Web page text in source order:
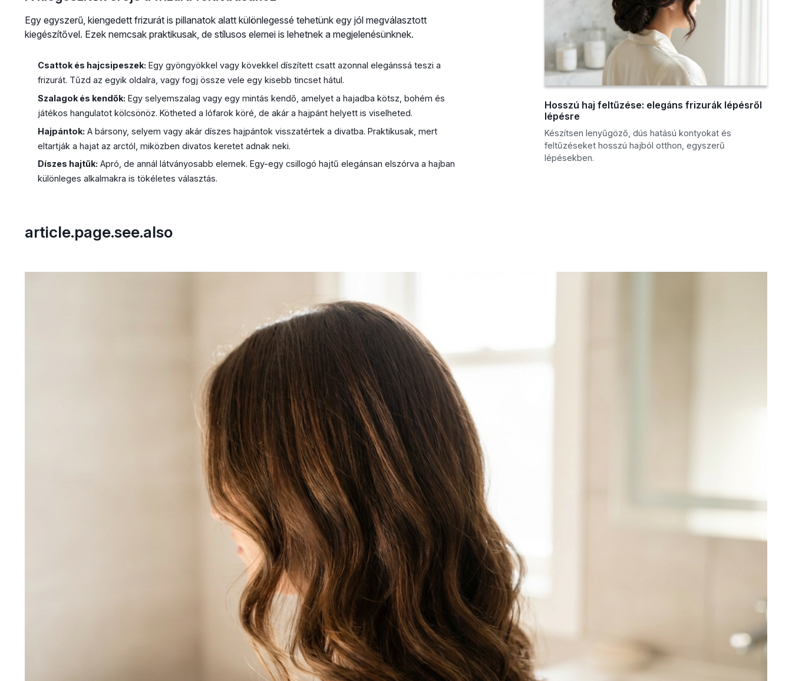
Egy egyszerű, kiengedett frizurát is pillanatok alatt különlegessé tehetünk egy jól megválasztott
kiegészítővel. Ezek nemcsak praktikusak, de stílusos elemei is lehetnek a megjelenésünknek.
Csattok és hajcsipeszek: Egy gyöngyökkel vagy kövekkel díszített csatt azonnal elegánssá teszi a
frizurát. Tűzd az egyik oldalra, vagy fogj össze vele egy kisebb tincset hátul.
Szalagok és kendők: Egy selyemszalag vagy egy mintás kendő, amelyet a hajadba kötsz, bohém és
játékos hangulatot kölcsönöz. Kötheted a lófarok köré, de akár a hajpánt helyett is viselheted.
Hajpántok: A bársony, selyem vagy akár díszes hajpántok visszatértek a divatba. Praktikusak, mert
eltartják a hajat az arctól, miközben divatos keretet adnak neki.
Díszes hajtűk: Apró, de annál látványosabb elemek. Egy-egy csillogó hajtű elegánsan elszórva a hajban
különleges alkalmakra is tökéletes választás.
Hosszú haj feltűzése: elegáns frizurák lépésről
lépésre
Készítsen lenyűgöző, dús hatású kontyokat és
feltűzéseket hosszú hajból otthon, egyszerű
lépésekben.
article.page.see.also